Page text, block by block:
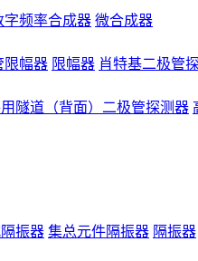
字频率合成器 微合成器
限幅器 限幅器 肖特基二极管
隧道（背面）二极管探测器
振器 集总元件隔振器 隔振器